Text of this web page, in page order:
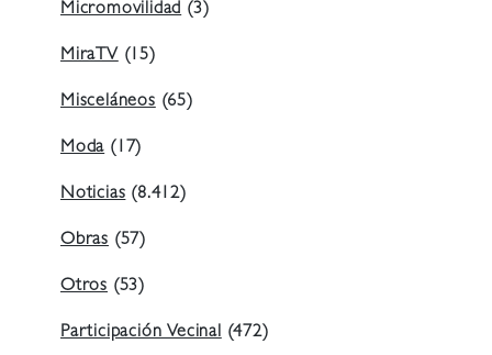
Micromovilidad(3)
MiraTV(15)
Misceláneos(65)
Moda(17)
Noticias(8.412)
Obras (57)
Otros (53)
Participación Vecinal(472)